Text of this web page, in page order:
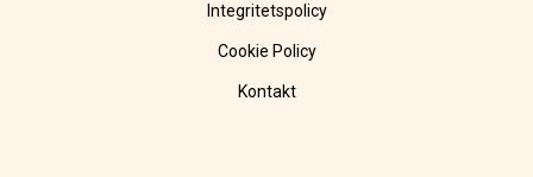
Integritetspolicy
Cookie Policy
Kontakt